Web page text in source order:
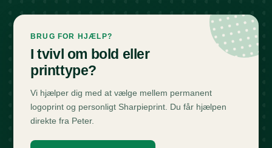
BRUG FOR HJÆLP?
I tvivl om bold eller
printtype?
Vi hjælper dig med at vælge mellem permanent
logoprint og personligt Sharpieprint. Du får hjælpen
direkte fra Peter.